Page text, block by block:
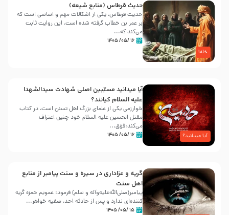
خلفا
حدیث قرطاس (منابع شیعه)
حدیث قرطاس، یکی از اشکالات مهم و اساسی است که
بر عمر بن خطاب گرفته شده است، این روایت ثابت
می‌کند که...
۱۶ /۰۵/ ۱۴۰۵
آیا میدانید؟
آیا میدانید مسبّبین اصلی شهادت سیدالشهدا
علیه ‌السلام کیانند؟
خوارزمی یکی از علمای بزرگ اهل تسنن است، در کتاب
مقتل الحسین علیه ‌السلام خود چنین اعتراف
می‌کند:فوَق...
۱۶ /۰۵/ ۱۴۰۵
گریه و عزاداری در سیره و سنت پیامبر از منابع
اهل سنت
پیامبر(صلی‌الله‌علیه‌وآله و سلم) فرمود: عمویم حمزه گریه
کننده‌ای ندارد و پس از حادثه احد، صفیه خواهر...
۱۵ /۰۵/ ۱۴۰۵